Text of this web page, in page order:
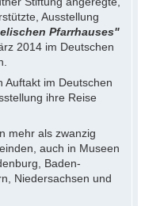
Ausstellung
Pfarrhauses"
2014 im Deutschen
Auftakt im Deutschen
ihre Reise
mehr als zwanzig
auch in Museen
Baden-
Niedersachsen und